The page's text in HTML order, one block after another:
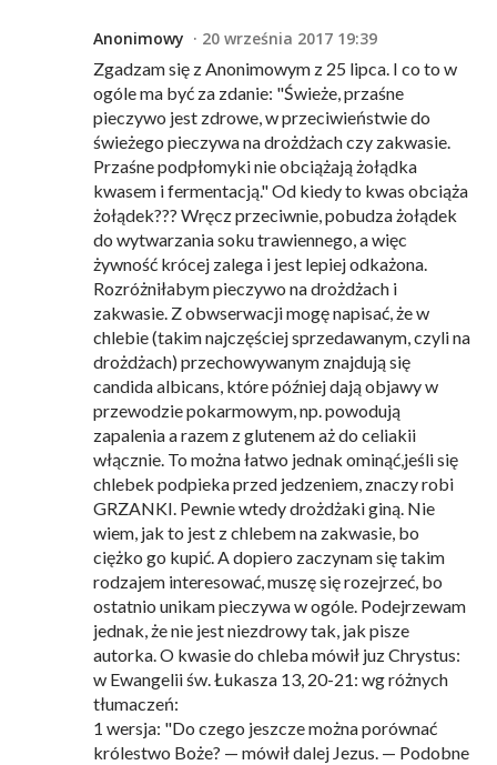
Anonimowy
20 września 2017 19:39
Zgadzam się z Anonimowym z 25 lipca. I co to w
ogóle ma być za zdanie: "Świeże, przaśne
pieczywo jest zdrowe, w przeciwieństwie do
świeżego pieczywa na drożdżach czy zakwasie.
Przaśne podpłomyki nie obciążają żołądka
kwasem i fermentacją." Od kiedy to kwas obciąża
żołądek??? Wręcz przeciwnie, pobudza żołądek
do wytwarzania soku trawiennego, a więc
żywność krócej zalega i jest lepiej odkażona.
Rozróżniłabym pieczywo na drożdżach i
zakwasie. Z obwserwacji mogę napisać, że w
chlebie (takim najczęściej sprzedawanym, czyli na
drożdżach) przechowywanym znajdują się
candida albicans, które później dają objawy w
przewodzie pokarmowym, np. powodują
zapalenia a razem z glutenem aż do celiakii
włącznie. To można łatwo jednak ominąć,jeśli się
chlebek podpieka przed jedzeniem, znaczy robi
GRZANKI. Pewnie wtedy drożdżaki giną. Nie
wiem, jak to jest z chlebem na zakwasie, bo
ciężko go kupić. A dopiero zaczynam się takim
rodzajem interesować, muszę się rozejrzeć, bo
ostatnio unikam pieczywa w ogóle. Podejrzewam
jednak, że nie jest niezdrowy tak, jak pisze
autorka. O kwasie do chleba mówił juz Chrystus:
w Ewangelii św. Łukasza 13, 20-21: wg różnych
tłumaczeń:
1 wersja: "Do czego jeszcze można porównać
królestwo Boże? — mówił dalej Jezus. — Podobne